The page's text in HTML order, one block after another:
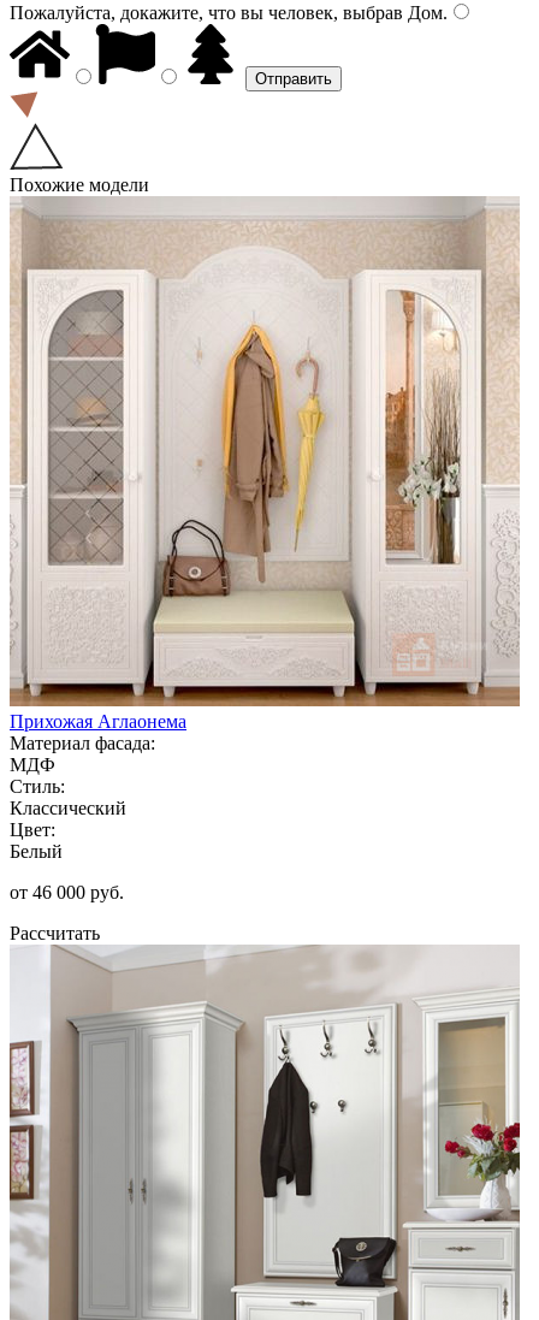
Пожалуйста, докажите, что вы человек, выбрав Дом.
Похожие модели
Прихожая Аглаонема
Материал фасада:
МДФ
Стиль:
Классический
Цвет:
Белый
от 46 000 руб.
Рассчитать